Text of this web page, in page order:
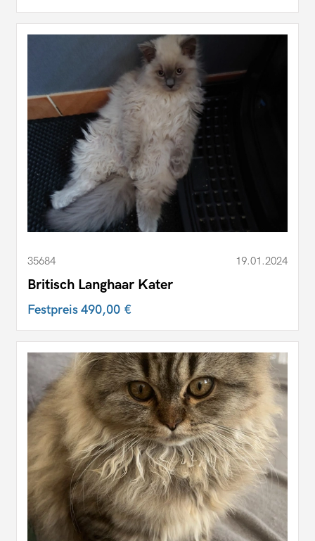
35684 19.01.2024
Britisch Langhaar Kater
Festpreis490,00 €